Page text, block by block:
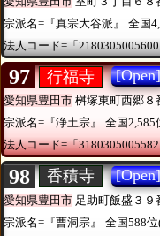
宗派名=『真宗大谷派』
全国
法人コード=「
97 行福寺 [Open]
愛知県豊田市 桝塚東町西郷８
宗派名=『浄土宗』
全国2,585
法人コード=「
98 香積寺 [Open]
愛知県豊田市 足助町飯盛３９
宗派名=『曹洞宗』
全国588